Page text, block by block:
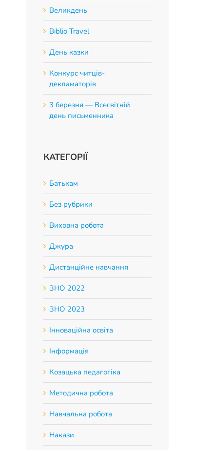
Великдень
Biblio Travel
День казки
Конкурс читців-
декламаторів
3 березня — Всесвітній
день письменника
КАТЕГОРІЇ
Батькам
Без рубрики
Виховна робота
Джура
Дистанційне навчання
ЗНО 2022
ЗНО 2023
Інноваційна освіта
Інформація
Козацька педагогіка
Методична робота
Навчальна робота
Накази